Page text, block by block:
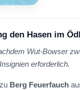
den Hasen im
Wut-Bowser
erforderlich.
Berg Feuerfauch